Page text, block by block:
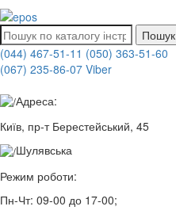
Пошук
(044) 467-51-11 (050) 363-51-60
(067) 235-86-07 Viber
Адреса:
Київ, пр-т Берестейський, 45
Шулявська
Режим роботи:
Пн-Чт: 09-00 до 17-00;